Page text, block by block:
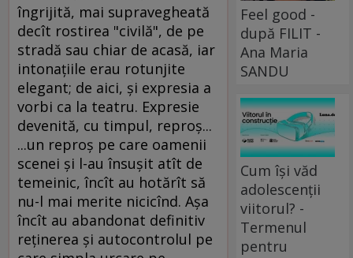
îngrijită, mai supravegheată
decît rostirea "civilă", de pe
stradă sau chiar de acasă, iar
intonaţiile erau rotunjite
elegant; de aici, şi expresia a
vorbi ca la teatru. Expresie
devenită, cu timpul, reproş...
...un reproş pe care oamenii
scenei şi l-au însuşit atît de
temeinic, încît au hotărît să
nu-l mai merite nicicînd. Aşa
încît au abandonat definitiv
reţinerea şi autocontrolul pe
Feel good -
după FILIT -
Ana Maria
SANDU
Cum își văd
adolescenții
viitorul? -
Termenul
pentru